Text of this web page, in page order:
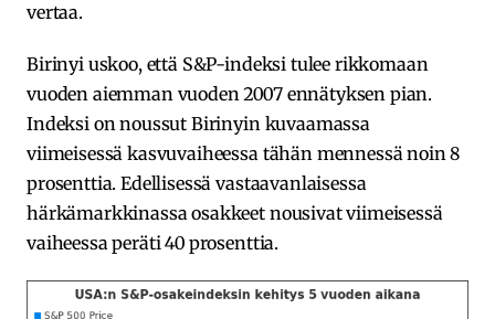
vertaa.
Birinyi uskoo, että S&P-indeksi tulee rikkomaan
vuoden aiemman vuoden 2007 ennätyksen pian.
Indeksi on noussut Birinyin kuvaamassa
viimeisessä kasvuvaiheessa tähän mennessä noin 8
prosenttia. Edellisessä vastaavanlaisessa
härkämarkkinassa osakkeet nousivat viimeisessä
vaiheessa peräti 40 prosenttia.